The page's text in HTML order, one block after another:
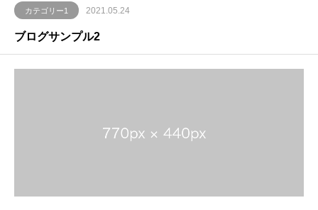
カテゴリー1 2021.05.24
ブログサンプル2